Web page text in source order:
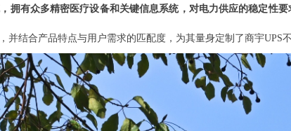
拥有众多精密医疗设备和关键信息系统，对电力供应的稳定性要
并结合产品特点与用户需求的匹配度，为其量身定制了商宇UPS